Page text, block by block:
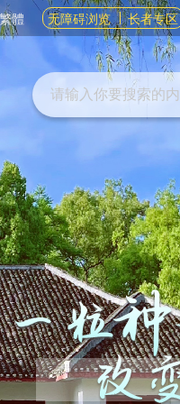
繁體 无障碍浏览 长者专区